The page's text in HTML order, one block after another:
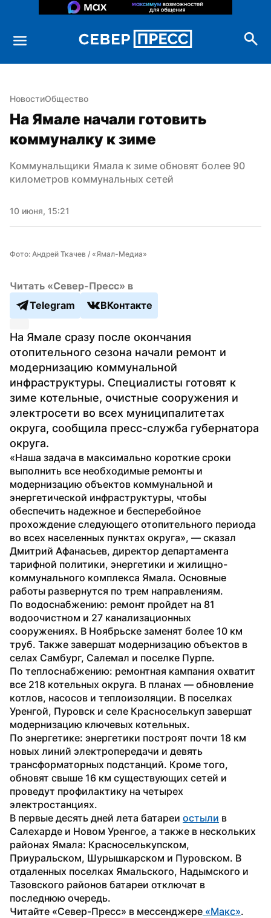
НовостиОбщество
На Ямале начали готовить
коммуналку к зиме
Коммунальщики Ямала к зиме обновят более 90
километров коммунальных сетей
10 июня, 15:21
Фото: Андрей Ткачев / «Ямал-Медиа»
Читать «Север-Пресс» в
Telegram
ВКонтакте
На Ямале сразу после окончания
отопительного сезона начали ремонт и
модернизацию коммунальной
инфраструктуры. Специалисты готовят к
зиме котельные, очистные сооружения и
электросети во всех муниципалитетах
округа, сообщила пресс-служба губернатора
округа.
«Наша задача в максимально короткие сроки
выполнить все необходимые ремонты и
модернизацию объектов коммунальной и
энергетической инфраструктуры, чтобы
обеспечить надежное и бесперебойное
прохождение следующего отопительного периода
во всех населенных пунктах округа», — сказал
Дмитрий Афанасьев, директор департамента
тарифной политики, энергетики и жилищно-
коммунального комплекса Ямала. Основные
работы развернутся по трем направлениям.
По водоснабжению: ремонт пройдет на 81
водоочистном и 27 канализационных
сооружениях. В Ноябрьске заменят более 10 км
труб. Также завершат модернизацию объектов в
селах Самбург, Салемал и поселке Пурпе.
По теплоснабжению: ремонтная кампания охватит
все 218 котельных округа. В планах — обновление
котлов, насосов и теплоизоляции. В поселках
Уренгой, Пуровск и селе Красноселькуп завершат
модернизацию ключевых котельных.
По энергетике: энергетики построят почти 18 км
новых линий электропередачи и девять
трансформаторных подстанций. Кроме того,
обновят свыше 16 км существующих сетей и
проведут профилактику на четырех
электростанциях.
В первые десять дней лета батареи остыли в
Салехарде и Новом Уренгое, а также в нескольких
районах Ямала: Красноселькупском,
Приуральском, Шурышкарском и Пуровском. В
отдаленных поселках Ямальского, Надымского и
Тазовского районов батареи отключат в
последнюю очередь.
Читайте «Север-Пресс» в мессенджере «Макс».